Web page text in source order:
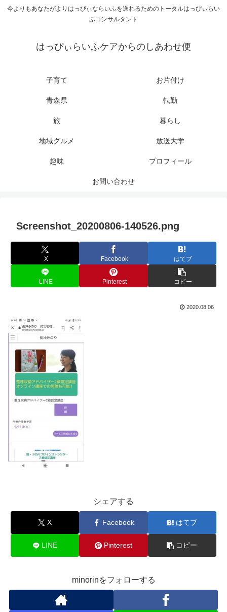
今よりもあなたがよりはっぴぃならいふを送れるためのトータルはっぴぃらい
ふコンサルタント
はっぴぃらいふケアからのしあわせ便
子育て お片付け
青森県 転勤
旅 暮らし
地域グルメ 放送大学
趣味 プロフィール
お問い合わせ
Screenshot_20200806-140526.png
X Facebook はてブ
LINE Pinterest コピー
2020.08.06
シェアする
X Facebook はてブ
LINE Pinterest コピー
minorinをフォローする